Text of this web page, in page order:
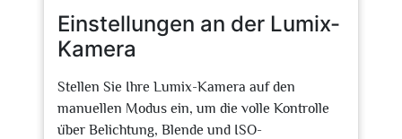
Einstellungen an der Lumix-
Kamera
Stellen Sie Ihre Lumix-Kamera auf den
manuellen Modus ein, um die volle Kontrolle
über Belichtung, Blende und ISO-